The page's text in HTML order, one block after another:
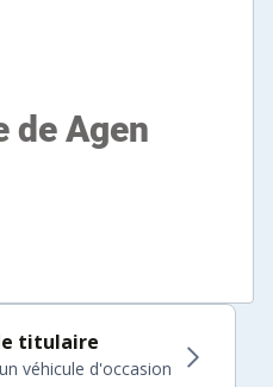
titulaire
véhicule d'occasion